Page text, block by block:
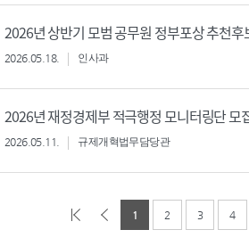
2026년 상반기 모범 공무원 정부포상 추천
2026.05.18. 인사과
2026년 재정경제부 적극행정 모니터링단 모
2026.05.11. 규제개혁법무담당관
1 2 3 4